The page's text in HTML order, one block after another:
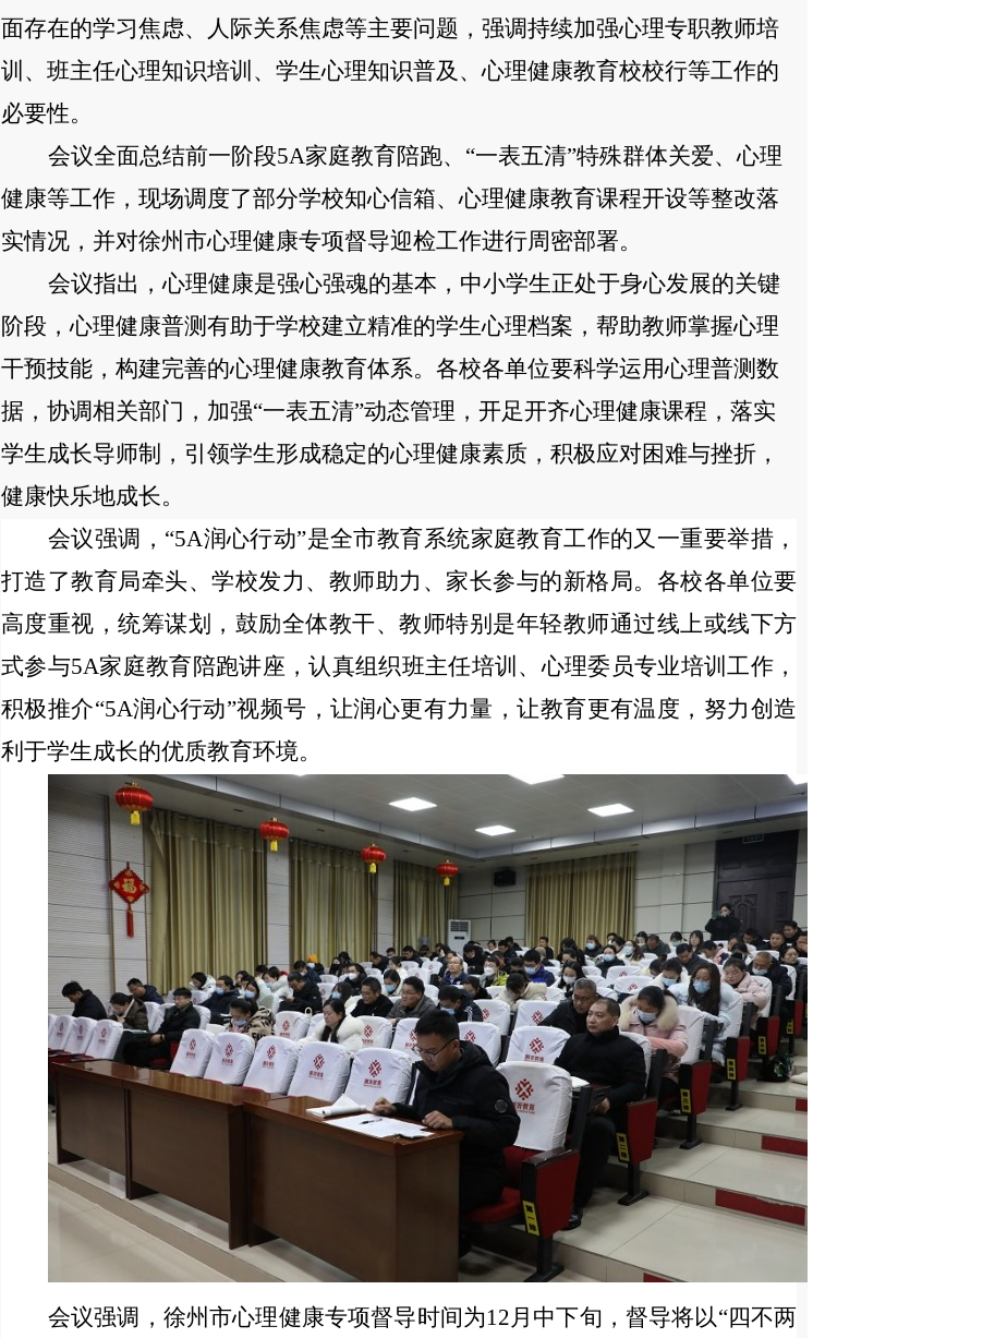
面存在的学习焦虑、人际关系焦虑等主要问题， 强调持续加强心理专职教师培
训、班主任心理知识培训、学生心理知识普及、心理健康教育校校行等工作的
必要性。
会议全面总结前一阶段5A家庭教育陪跑、“一表五清”特殊群体关爱、心理
健康等工作， 现场调度了部分学校知心信箱、心理健康教育课程开设等整改落
实情况，并对徐州市心理健康专项督导迎检工作进行周密部署。
会议指出，心理健康是强心强魂的基本，中小学生正处于身心发展的关键
阶段，心理健康普测有助于学校建立精准的学生心理档案，帮助教师掌握心理
干预技能，构建完善的心理健康教育体系。各校各单位要科学运用心理普测数
据，协调相关部门，加强“一表五清”动态管理，开足开齐心理健康课程，落实
学生成长导师制，引领学生形成稳定的心理健康素质，积极应对困难与挫折，
健康快乐地成长。
会议强调， “5A润心行动”是全市教育系统家庭教育工作的又一重要举措，
打造了教育局牵头、学校发力、教师助力、家长参与的新格局。各校各单位要
高度重视，统筹谋划，鼓励全体教干、教师特别是年轻教师通过线上或线下方
式参与5A家庭教育陪跑讲座，认真组织班主任培训、心理委员专业培训工作，
积极推介“5A润心行动”视频号，让润心更有力量，让教育更有温度，努力创造
利于学生成长的优质教育环境。
会议强调，徐州市心理健康专项督导时间为12月中下旬，督导将以“四不两